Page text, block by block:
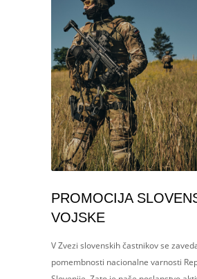
PROMOCIJA
VOJSKE
V Zvezi slovenskih častnikov se
pomembnosti nacionalne varnosti